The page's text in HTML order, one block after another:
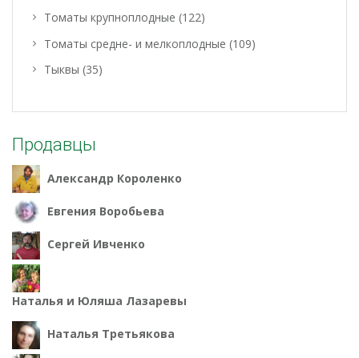
Томаты крупноплодные (122)
Томаты средне- и мелкоплодные (109)
Тыквы (35)
Продавцы
Александр Короленко
Евгения Воробьева
Сергей Ивченко
Наталья и Юляша Лазаревы
Наталья Третьякова